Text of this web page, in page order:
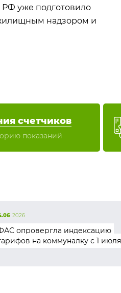
РФ уже подготовило
надзором и
счетчиков
показаний
2026
опровергла индексацию
на коммуналку с 1 июля